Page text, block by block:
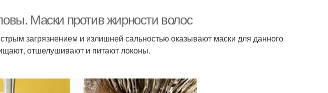
Маски против жирности волос
загрязнением и излишней сальностью оказывают маски для данного
отшелушивают и питают локоны.